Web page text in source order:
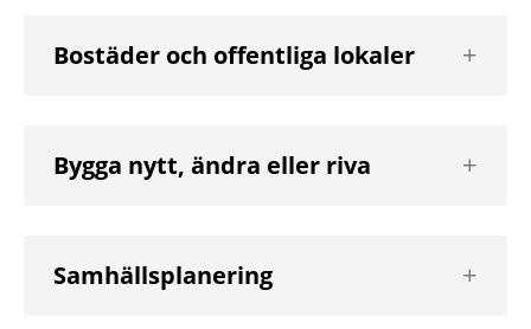
Bostäder och offentliga lokaler
nästa
Bygga nytt, ändra eller riva
nästa
Samhällsplanering
nästa